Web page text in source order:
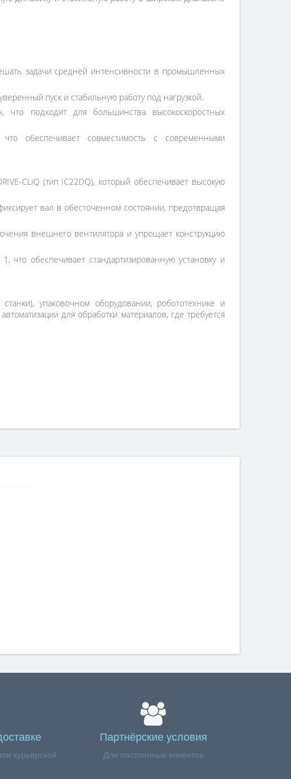
задачи средней интенсивности в промышленных
пуск и стабильную работу под нагрузкой.
подходит для большинства высокоскоростных
обеспечивает совместимость с современными
CLiQ (тип IC22DQ), который обеспечивает высокую
вал в обесточенном состоянии, предотвращая
внешнего вентилятора и упрощает конструкцию
что обеспечивает стандартизированную установку и
упаковочном оборудовании, робототехнике и
для обработки материалов, где требуется
курьерской
Партнёрские условия
Для постоянных клиентов